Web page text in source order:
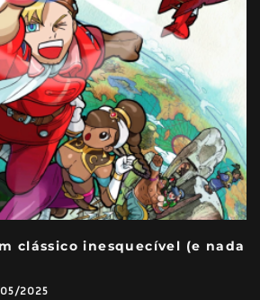
clássico inesquecível (e nada
2025